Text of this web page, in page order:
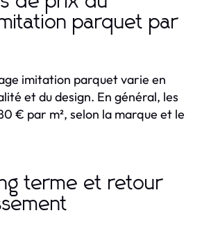
parquet par
imitation parquet varie en
et du design. En général, les
€ par m², selon la marque et le
terme et retour